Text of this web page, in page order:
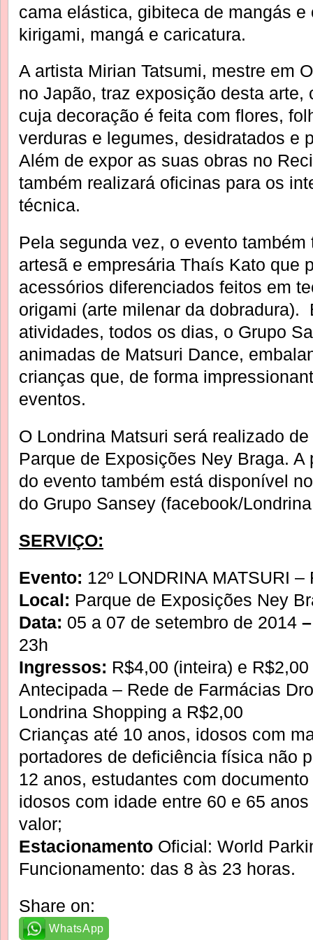
cama elástica, gibiteca de mangás
kirigami, mangá e caricatura.
A artista Mirian Tatsumi, mestre em
no Japão, traz exposição desta arte,
cuja decoração é feita com flores,
verduras e legumes, desidratados e
Além de expor as suas obras no
também realizará oficinas para os
técnica.
Pela segunda vez, o evento
artesã e empresária Thaís Kato que
acessórios diferenciados feitos em
origami (arte milenar da dobradura).
atividades, todos os dias, o Grupo
animadas de Matsuri Dance,
crianças que, de forma
eventos.
O Londrina Matsuri será realizado
Parque de Exposições Ney Braga.
do evento também está disponível
do Grupo Sansey (facebook/
SERVIÇO:
Evento: 12º LONDRINA MATSURI
Local: Parque de Exposições Ney
Data: 05 a 07 de setembro de 2014
23h
Ingressos: R$4,00 (inteira) e
Antecipada – Rede de Farmácias
Londrina Shopping a R$2,00
Crianças até 10 anos, idosos com
portadores de deficiência física não
12 anos, estudantes com
idosos com idade entre 60 e 65
valor;
Estacionamento Oficial: World
Funcionamento: das 8 às 23 horas.
Share on:
WhatsApp